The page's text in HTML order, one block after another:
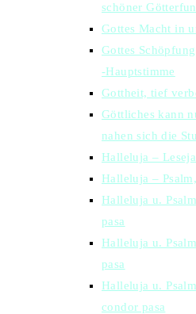
schöner
Gottes Macht in
Gottes
-Hauptstimme
Gottheit, tief
Göttliches kann
nahen sich die
Halleluja –
Halleluja –
Halleluja u.
pasa
Halleluja u.
pasa
Halleluja u.
condor pasa